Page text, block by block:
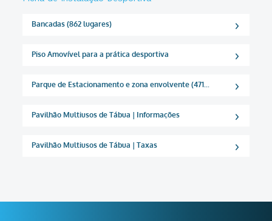
Bancadas (862 lugares)
Piso Amovível para a prática desportiva
Parque de Estacionamento e zona envolvente (471...
Pavilhão Multiusos de Tábua | Informações
Pavilhão Multiusos de Tábua | Taxas